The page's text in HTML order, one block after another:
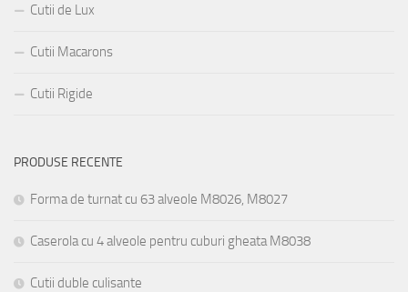
Cutii de Lux
Cutii Macarons
Cutii Rigide
PRODUSE RECENTE
Forma de turnat cu 63 alveole M8026, M8027
Caserola cu 4 alveole pentru cuburi gheata M8038
Cutii duble culisante